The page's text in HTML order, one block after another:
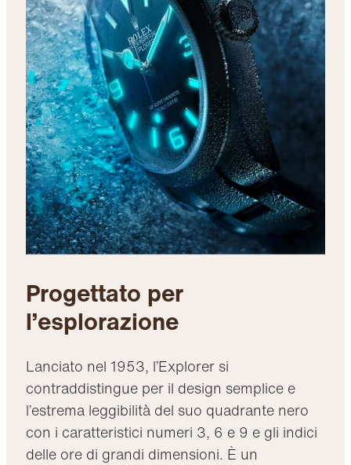
Progettato per
l’esplorazione
Lanciato nel 1953, l’Explorer si
contraddistingue per il design semplice e
l’estrema leggibilità del suo quadrante nero
con i caratteristici numeri 3, 6 e 9 e gli indici
delle ore di grandi dimensioni. È un